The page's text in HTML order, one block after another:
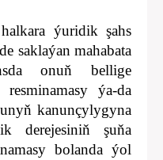
ýuridik şahs
saklaýan mahabata
onuň bellige
ýa-da
kanunçylygyna
derejesiniň şuňa
bolanda ýol